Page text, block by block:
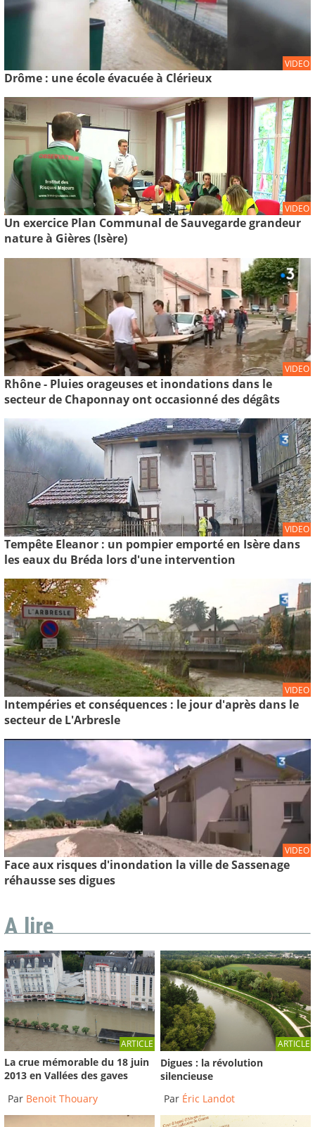
VIDEO
Drôme : une école évacuée à Clérieux
VIDEO
Un exercice Plan Communal de Sauvegarde grandeur
nature à Gières (Isère)
VIDEO
Rhône - Pluies orageuses et inondations dans le
secteur de Chaponnay ont occasionné des dégâts
VIDEO
Tempête Eleanor : un pompier emporté en Isère dans
les eaux du Bréda lors d'une intervention
VIDEO
Intempéries et conséquences : le jour d'après dans le
secteur de L'Arbresle
VIDEO
Face aux risques d'inondation la ville de Sassenage
réhausse ses digues
A lire
ARTICLE
La crue mémorable du 18 juin
2013 en Vallées des gaves
Par Benoit Thouary
ARTICLE
Digues : la révolution
silencieuse
Par Éric Landot